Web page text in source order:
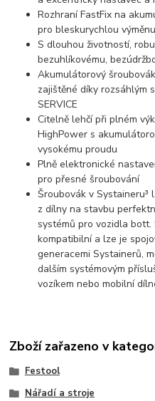
Rozhraní FastFix na
pro bleskurychlou
S dlouhou životností,
bezuhlíkovému,
Akumulátorový
zajištěné díky rozsáhlým
SERVICE
Citelně lehčí při plném
HighPower s
vysokému proudu
Plně elektronické
pro přesné šroubování
Šroubovák v Systaineru³
z dílny na stavbu
systémů pro vozidla bott.
kompatibilní a lze je
generacemi Systainerů,
dalším systémovým
vozíkem nebo mobilní
Zboží zařazeno v
Festool
Nářadí a stroje